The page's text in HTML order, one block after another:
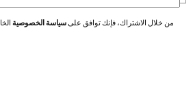
من خلال الاشتراك، فإنك توافق علىسياسة الخصوصية